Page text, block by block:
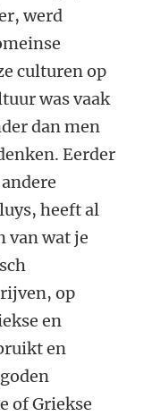
werd
culturen op
was vaak
dan men
Eerder
heeft al
van wat je
op
en
en
of Griekse